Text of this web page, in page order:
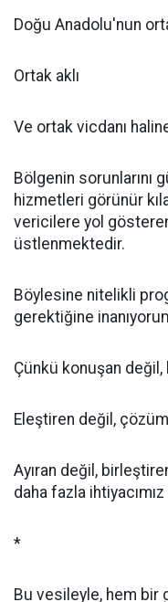
Doğu Anadolu'nun
Ortak aklı
Ve ortak vicdanı
Bölgenin sorunlarını
hizmetleri görünür
vericilere yol
üstlenmektedir.
Böylesine nitelikli
gerektiğine
Çünkü konuşan
Eleştiren değil,
Ayıran değil,
daha fazla ihtiyacımız
*
Bu vesileyle, hem bir